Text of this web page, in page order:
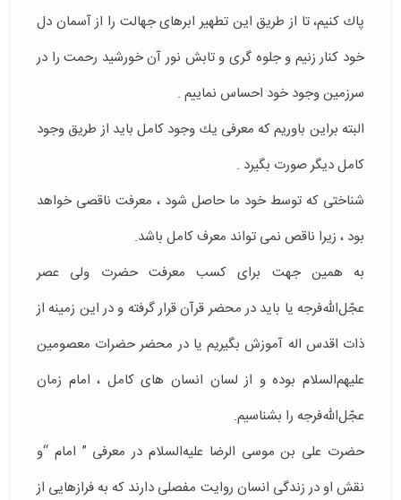
پاك كنيم، تا از طريق اين تطهير ابرهاى جهالت را از آسمان دل
خود كنار زنيم و جلوه گرى و تابش نور آن خورشيد رحمت را در
سرزمين وجود خود احساس نماييم .
البته براين باوريم كه معرفى يك وجود كامل بايد از طريق وجود
كامل ديگر صورت بگيرد .
شناختى كه توسط خود ما حاصل شود ، معرفت ناقصى خواهد
بود ، زيرا ناقص نمى تواند معرف كامل باشد.
به همين جهت براى كسب معرفت حضرت ولى عصر
عجّل‌الله‌فرجه یا باید در محضر قرآن قرار گرفته و در اين زمينه از
ذات اقدس اله آموزش بگيريم یا در محضر حضرات معصومین
علیهم‌السلام بوده و از لسان انسان های کامل ، امام زمان
عجّل‌الله‌فرجه را بشناسیم.
حضرت علی بن موسی الرضا علیه‌السلام در معرفى ” امام “و
نقش او در زندگى انسان روايت مفصلى دارند كه به فرازهايى از